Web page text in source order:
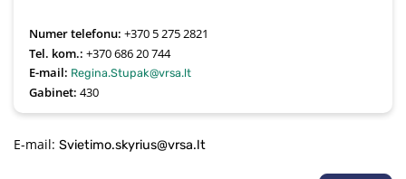
Numer telefonu:+370 5 275 2821
Tel. kom.:+370 686 20 744
E-mail: Regina.Stupak@vrsa.lt
Gabinet:430
E-mail: Svietimo.skyrius@vrsa.lt